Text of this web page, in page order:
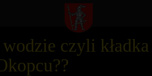
czyli